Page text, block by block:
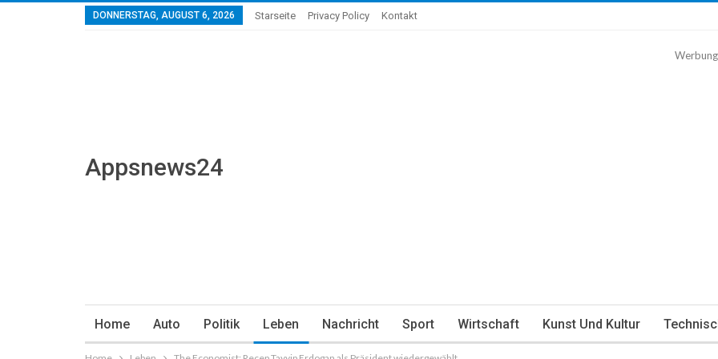
DONNERSTAG, AUGUST 6, 2026 Starseite Privacy Policy Kontakt
Appsnews24
Werbung
Home Auto Politik Leben Nachricht Sport Wirtschaft Kunst Und Kultur